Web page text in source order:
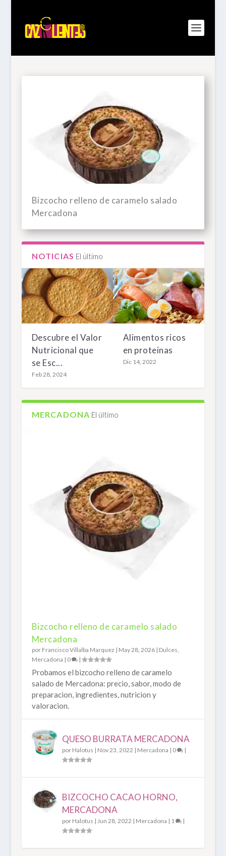
Bizcocho relleno de caramelo salado
Mercadona
Cous Cous estilo marroquí Carrefour
QUESO BURRATA MERCADONA
NOTICIAS El último
Descubre el Valor
Nutricional que
se Esc...
Feb 28, 2024
Alimentos ricos
en proteinas
Dic 14, 2022
MERCADONA El último
Bizcocho relleno de caramelo salado
Mercadona
por Francisco Villalba Marquez | May 28, 2026| Dulces,
Mercadona | 0 |
Probamos el bizcocho relleno de caramelo
salado de Mercadona: precio, sabor, modo de
preparacion, ingredientes, nutricion y
valoracion.
QUESO BURRATA MERCADONA
por Halotus | Nov 23, 2022 | Mercadona | 0 |
BIZCOCHO CACAO HORNO,
MERCADONA
por Halotus | Jun 28, 2022 | Mercadona | 1 |